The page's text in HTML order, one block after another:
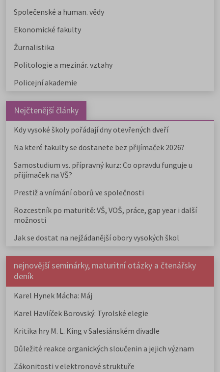
Společenské a human. vědy
Ekonomické fakulty
Žurnalistika
Politologie a mezinár. vztahy
Policejní akademie
Nejčtenější články
Kdy vysoké školy pořádají dny otevřených dveří
Na které fakulty se dostanete bez přijímaček 2026?
Samostudium vs. přípravný kurz: Co opravdu funguje u
přijímaček na VŠ?
Prestiž a vnímání oborů ve společnosti
Rozcestník po maturitě: VŠ, VOŠ, práce, gap year i další
možnosti
Jak se dostat na nejžádanější obory vysokých škol
nejnovější seminárky, maturitní otázky a čtenářsky
deník
Karel Hynek Mácha: Máj
Karel Havlíček Borovský: Tyrolské elegie
Kritika hry M. L. King v Salesiánském divadle
Důležité reakce organických sloučenin a jejich význam
Zákonitosti v elektronové struktuře